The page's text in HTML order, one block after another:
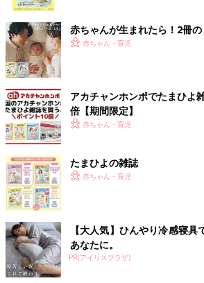
赤ちゃんが生まれたら！2冊の
赤ちゃん・育児
アカチャンホンポでたまひよ
倍【期間限定】
赤ちゃん・育児
たまひよの雑誌
赤ちゃん・育児
【大人気】ひんやり冷感寝具
あなたに。
PR(アイリスプラザ)